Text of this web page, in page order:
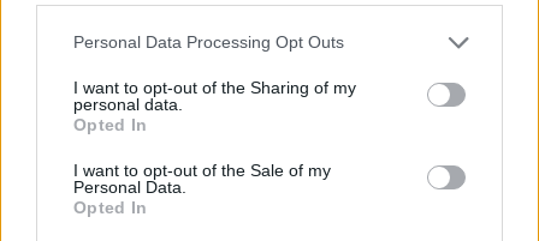
Personal Data Processing Opt Outs
I want to opt-out of the Sharing of my
personal data.
Opted In
I want to opt-out of the Sale of my
Personal Data.
Opted In